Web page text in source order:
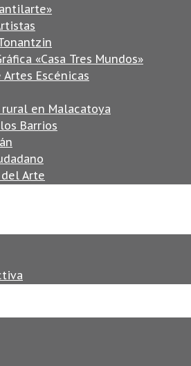
«Casa Tres Mundos»
Artes Escénicas
en Malacatoya
Barrios
Arte